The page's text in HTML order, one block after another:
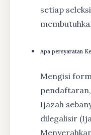
setiap
Apa persyaratan
Mengisi
Ijazah
dilegalisir